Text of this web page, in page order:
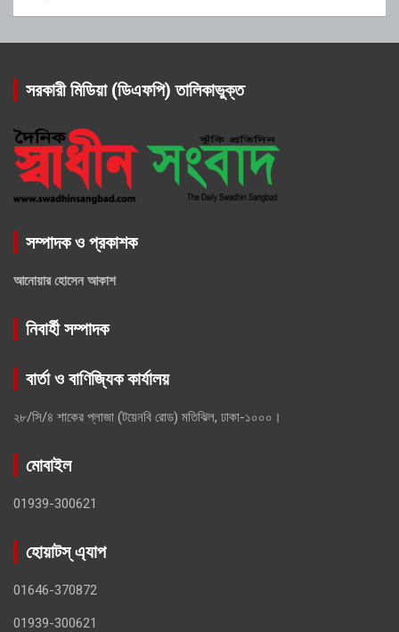
সরকারী মিডিয়া (ডিএফপি) তালিকাভুক্ত
সম্পাদক ও প্রকাশক
আনোয়ার হোসেন আকাশ
নিবার্হী সম্পাদক
বার্তা ও বাণিজ্যিক কার্যালয়
২৮/সি/৪ শাকের প্লাজা (টয়েনবি রোড) মতিঝিল, ঢাকা-১০০০।
মোবাইল
01939-300621
হোয়াটস্ এ্যাপ
01646-370872
01939-300621